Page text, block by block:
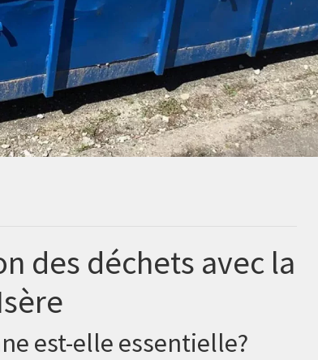
des déchets avec la
est-elle essentielle?